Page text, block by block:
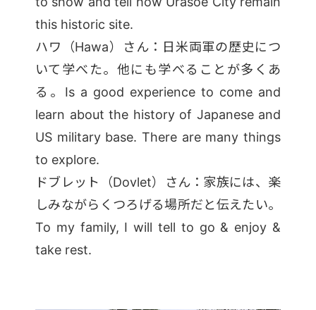
this historic site.
ハワ（Hawa）さん：日米両軍の歴史につ
いて学べた。他にも学べることが多くあ
る。Is a good experience to come and
learn about the history of Japanese and
US military base. There are many things
to explore.
ドブレット（Dovlet）さん：家族には、楽
しみながらくつろげる場所だと伝えたい。
To my family, I will tell to go & enjoy &
take rest.